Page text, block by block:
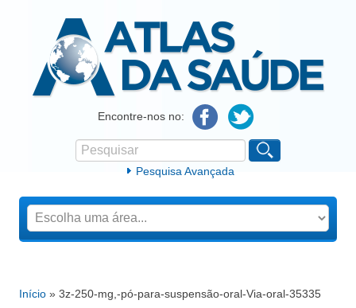
Atlas da SaúdeEncontre-nos no:
Formulário de procura
Pesquisar
Pesquisa Avançada
Está aqui
Início » 3z-250-mg,-pó-para-suspensão-oral-Via-oral-35335